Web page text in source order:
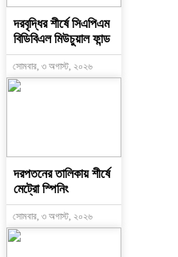
দরবৃদ্ধির শীর্ষে সিএপিএম
বিডিবিএল মিউচুয়াল ফান্ড
সোমবার, ৩ অগাস্ট, ২০২৬
দরপতনের তালিকায় শীর্ষে
মেট্রো স্পিনিং
সোমবার, ৩ অগাস্ট, ২০২৬